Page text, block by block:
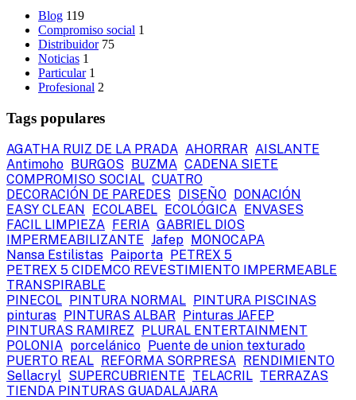
Blog 119
Compromiso social 1
Distribuidor 75
Noticias 1
Particular 1
Profesional 2
Tags populares
AGATHA RUIZ DE LA PRADA AHORRAR AISLANTE
Antimoho
BURGOS BUZMA CADENA SIETE
COMPROMISO SOCIAL CUATRO
DECORACIÓN DE PAREDES
DISEÑO
DONACIÓN
EASY CLEAN
ECOLABEL ECOLÓGICA
ENVASES
FACIL LIMPIEZA
FERIA GABRIEL DIOS
IMPERMEABILIZANTE Jafep
MONOCAPA
Nansa Estilistas
Paiporta
PETREX 5
PETREX 5 CIDEMCO REVESTIMIENTO IMPERMEABLE
TRANSPIRABLE
PINECOL
PINTURA NORMAL
PINTURA PISCINAS
pinturas
PINTURAS ALBAR
Pinturas JAFEP
PINTURAS RAMIREZ
PLURAL ENTERTAINMENT
POLONIA porcelánico
Puente de union texturado
PUERTO REAL
REFORMA SORPRESA
RENDIMIENTO
Sellacryl SUPERCUBRIENTE TELACRIL TERRAZAS
TIENDA PINTURAS GUADALAJARA